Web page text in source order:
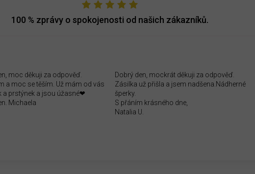
100 % zprávy o spokojenosti od našich zákazníků.
moc děkuji za odpověď.
a moc se těším. Už mám od vás
a prstýnek a jsou úžasné❤
Michaela
Dobrý den, mockrát děkuji za odpověď.
Zásilka už přišla a jsem nadšena.Nádherné
šperky.
S přáním krásného dne,
Natalia U.